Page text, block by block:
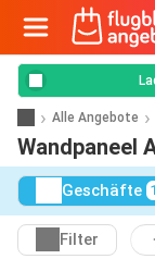
Alle Angebote
Wandpaneel
Geschäfte 1
Filter